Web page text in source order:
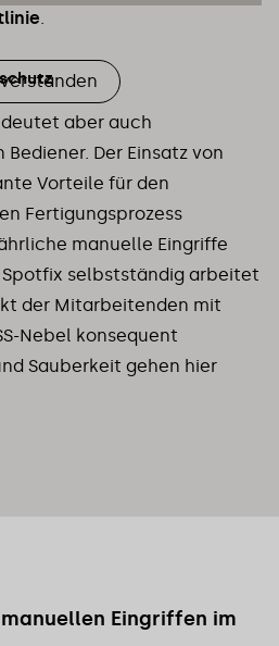
.
aber auch
Der Einsatz von
Vorteile für den
Fertigungsprozess
manuelle Eingriffe
selbstständig arbeitet
der Mitarbeitenden mit
Nebel konsequent
Sauberkeit gehen hier
Eingriffen im